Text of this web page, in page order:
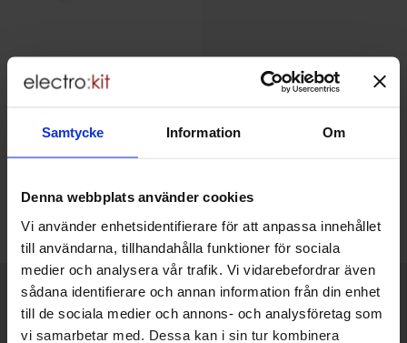
Samtycke Information Om
Denna webbplats använder cookies
Vi använder enhetsidentifierare för att anpassa innehållet
till användarna, tillhandahålla funktioner för sociala
medier och analysera vår trafik. Vi vidarebefordrar även
sådana identifierare och annan information från din enhet
till de sociala medier och annons- och analysföretag som
vi samarbetar med. Dessa kan i sin tur kombinera
LiPo Shim adapter
Pimoroni - PIM185
Art. nr
41015555
Lagervara, 3 st
149 SEK
Enhet:
Köp
Kort allmän information
VOEC till Norge
Vi är registrerade för VOEC, vilket innebär at våra norska kunder